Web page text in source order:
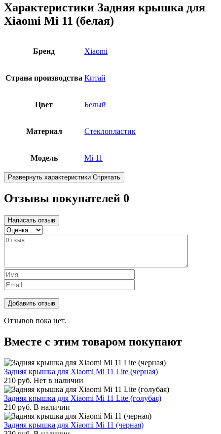
Характеристики Задняя крышка для
Xiaomi Mi 11 (белая)
Бренд Xiaomi
Страна производства Китай
Цвет Белый
Материал Стеклопластик
Модель Mi 11
Развернуть характеристики Спрятать
Отзывы покупателей 0
Написать отзыв
Отзывов пока нет.
Вместе с этим товаром покупают
Задняя крышка для Xiaomi Mi 11 Lite (черная)
210 руб. Нет в наличии
Задняя крышка для Xiaomi Mi 11 Lite (голубая)
210 руб. В наличии
Задняя крышка для Xiaomi Mi 11 (черная)